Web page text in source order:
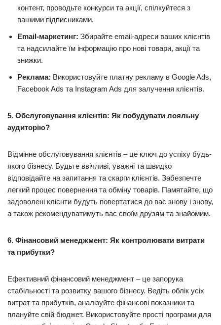
контент, проводьте конкурси та акції, спілкуйтеся з
вашими підписниками.
Email-маркетинг: Збирайте email-адреси ваших клієнтів
та надсилайте їм інформацію про нові товари, акції та
знижки.
Реклама: Використовуйте платну рекламу в Google Ads,
Facebook Ads та Instagram Ads для залучення клієнтів.
5. Обслуговування клієнтів: Як побудувати лояльну
аудиторію?
Відмінне обслуговування клієнтів – це ключ до успіху будь-
якого бізнесу. Будьте ввічливі, уважні та швидко
відповідайте на запитання та скарги клієнтів. Забезпечте
легкий процес повернення та обміну товарів. Памятайте, що
задоволені клієнти будуть повертатися до вас знову і знову,
а також рекомендуватимуть вас своїм друзям та знайомим.
6. Фінансовий менеджмент: Як контролювати витрати
та прибутки?
Ефективний фінансовий менеджмент – це запорука
стабільності та розвитку вашого бізнесу. Ведіть облік усіх
витрат та прибутків, аналізуйте фінансові показники та
плануйте свій бюджет. Використовуйте прості програми для